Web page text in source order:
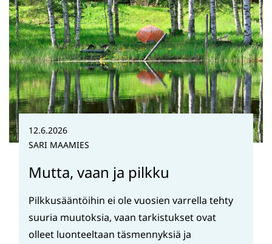
Mutta, vaan ja pilkku
12.6.2026
SARI MAAMIES
Pilkkusääntöihin ei ole vuosien varrella tehty
suuria muutoksia, vaan tarkistukset ovat
olleet luonteeltaan täsmennyksiä ja